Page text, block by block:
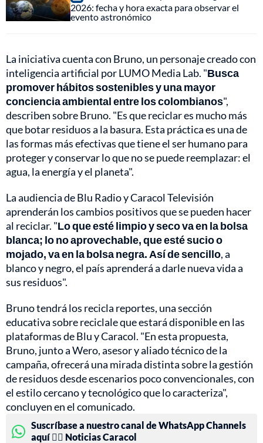
2026: fecha y hora exacta para observar el
evento astronómico
La iniciativa cuenta con Bruno, un personaje creado con
inteligencia artificial por LUMO Media Lab. "Busca
promover hábitos sostenibles y una mayor
conciencia ambiental entre los colombianos",
describen sobre Bruno. "Es que reciclar es mucho más
que botar residuos a la basura. Esta práctica es una de
las formas más efectivas que tiene el ser humano para
proteger y conservar lo que no se puede reemplazar: el
agua, la energía y el planeta".
La audiencia de Blu Radio y Caracol Televisión
aprenderán los cambios positivos que se pueden hacer
al reciclar. "Lo que esté limpio y seco va en la bolsa
blanca; lo no aprovechable, que esté sucio o
mojado, va en la bolsa negra. Así de sencillo, a
blanco y negro, el país aprenderá a darle nueva vida a
sus residuos".
Bruno tendrá los recicla reportes, una sección
educativa sobre reciclale que estará disponible en las
plataformas de Blu y Caracol. "En esta propuesta,
Bruno, junto a Wero, asesor y aliado técnico de la
campaña, ofrecerá una mirada distinta sobre la gestión
de residuos desde escenarios poco convencionales, con
el estilo cercano y tecnológico que lo caracteriza",
concluyen en el comunicado.
Suscríbase a nuestro canal de WhatsApp Channels
aquí 👉🏻 Noticias Caracol